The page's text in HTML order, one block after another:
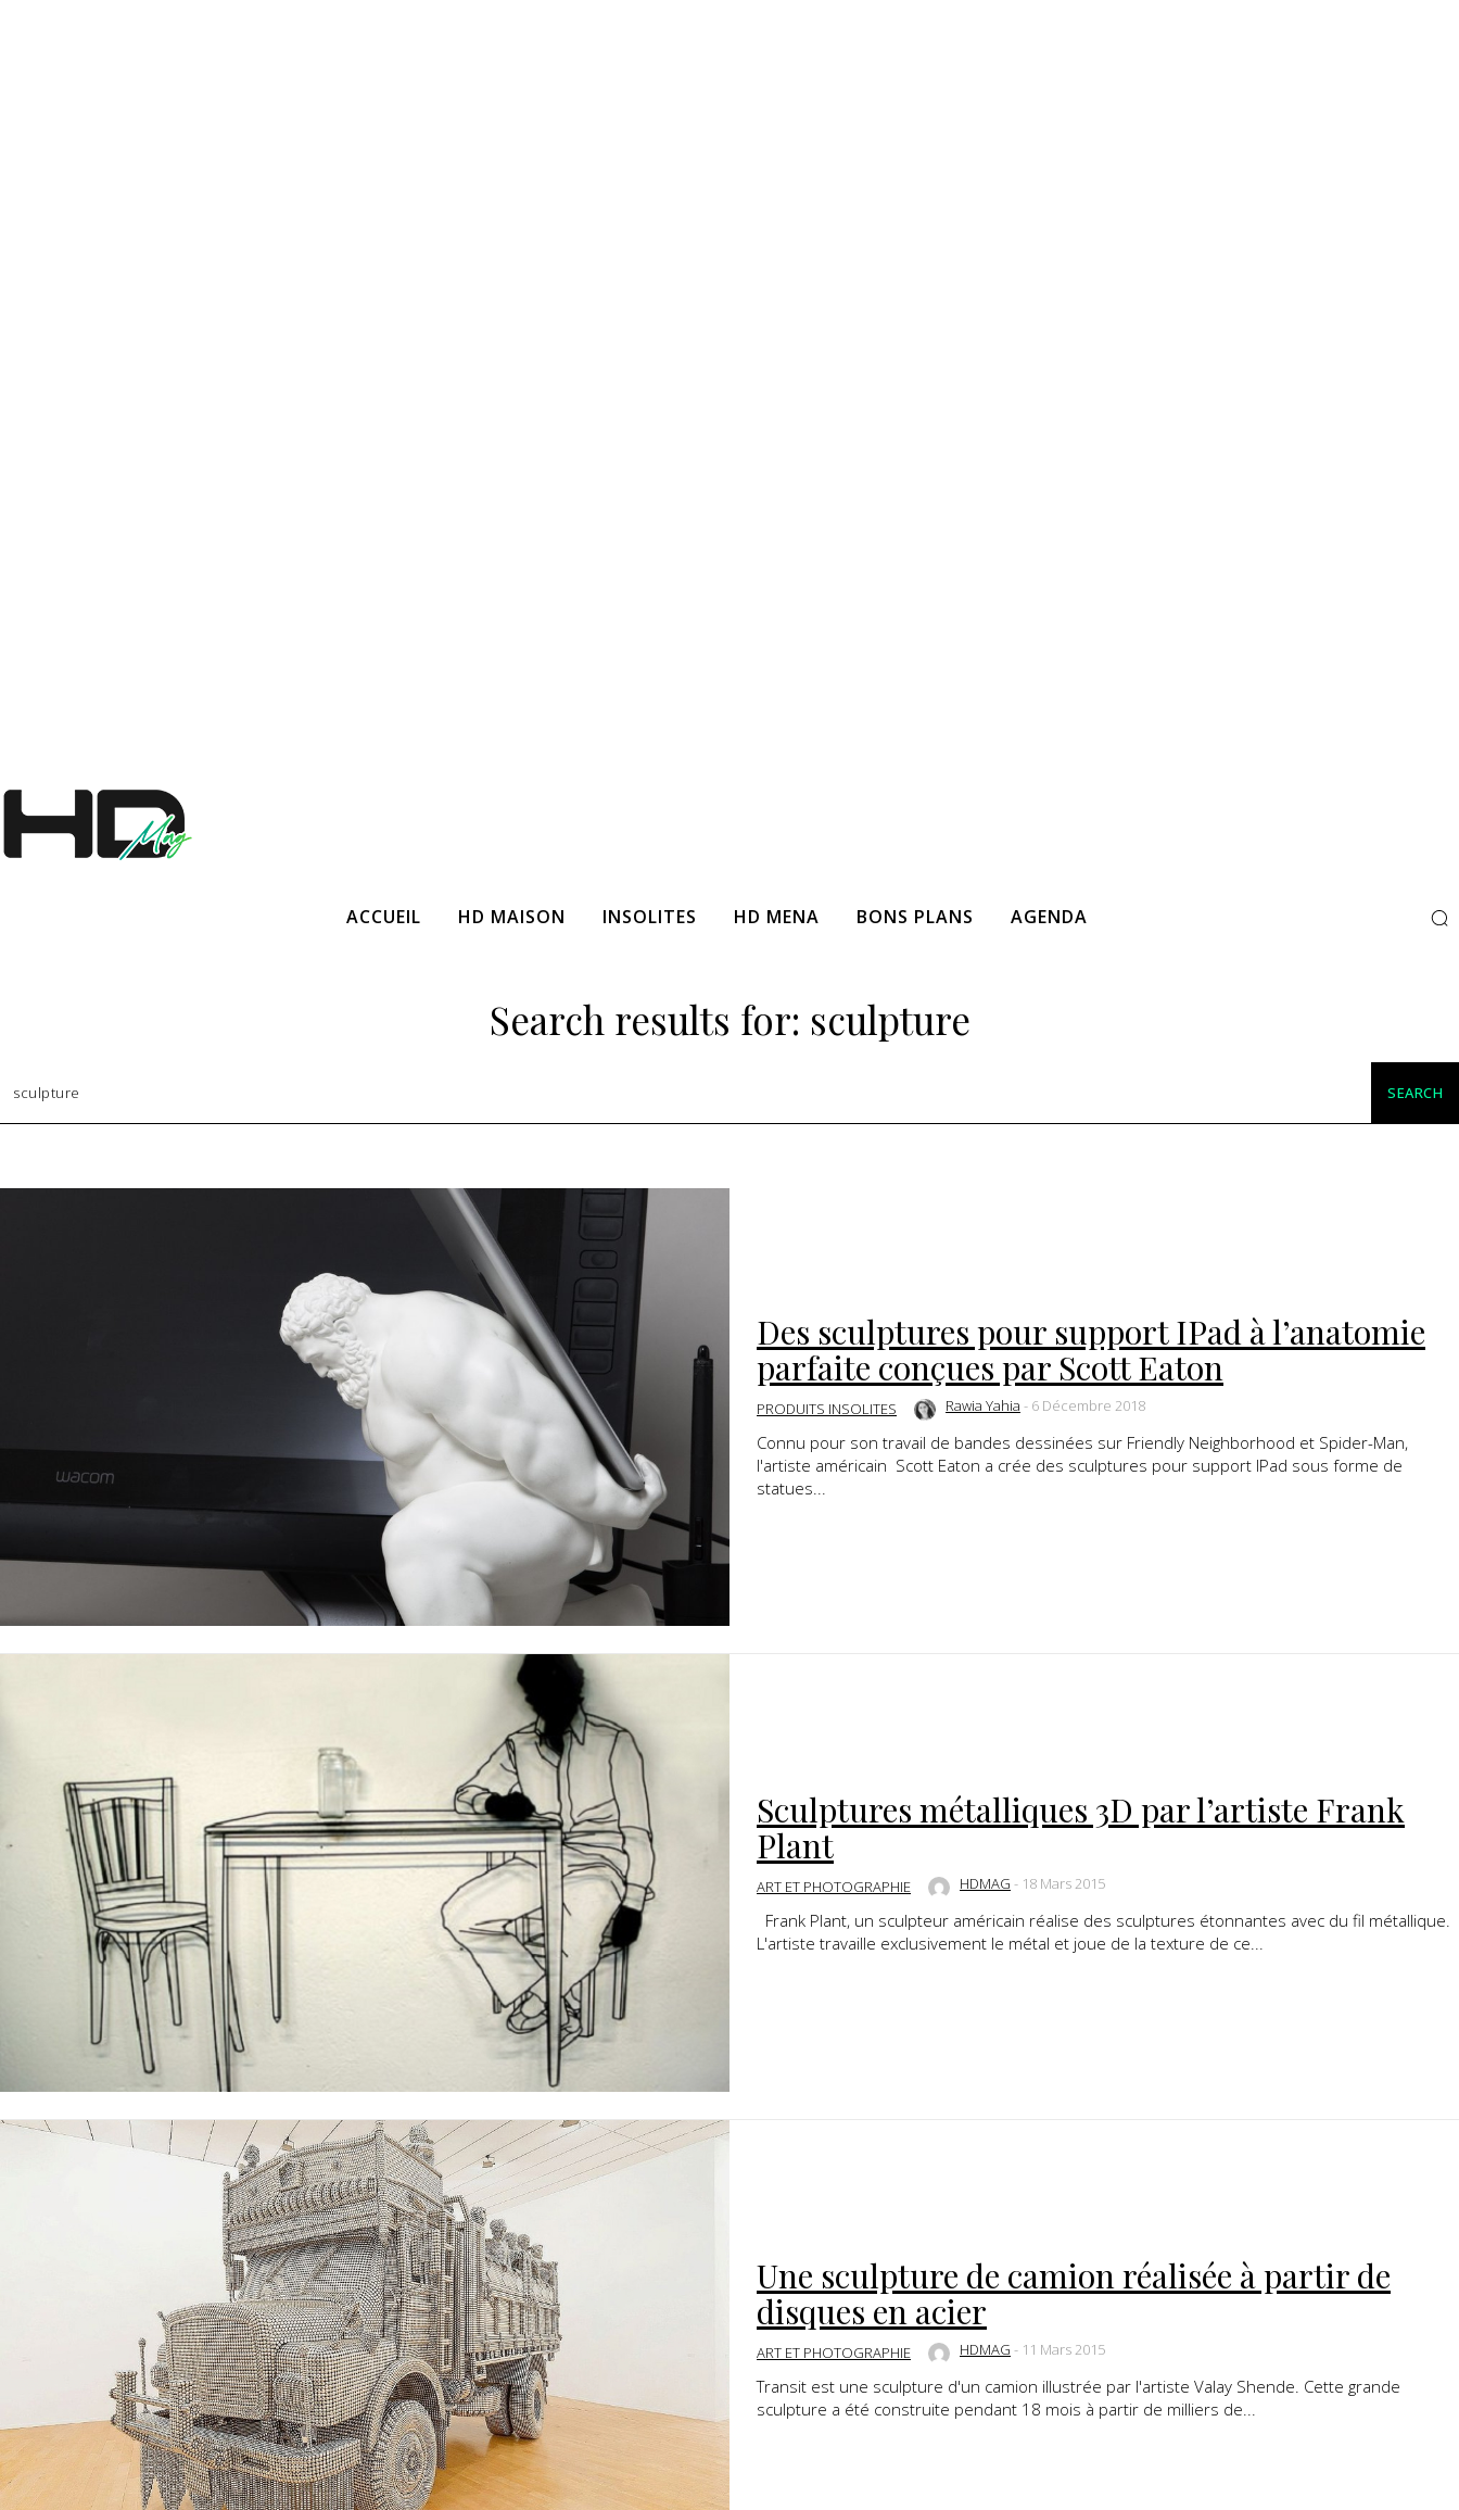
ACCUEIL HD MAISON INSOLITES HD MENA BONS PLANS AGENDA
Search results for: sculpture
SEARCH
Des sculptures pour support IPad à l’anatomie
parfaite conçues par Scott Eaton
PRODUITS INSOLITES Rawia Yahia - 6 Décembre 2018
Connu pour son travail de bandes dessinées sur Friendly Neighborhood et Spider-Man,
l'artiste américain Scott Eaton a crée des sculptures pour support IPad sous forme de
statues...
Sculptures métalliques 3D par l’artiste Frank
Plant
ART ET PHOTOGRAPHIE HDMAG - 18 Mars 2015
Frank Plant, un sculpteur américain réalise des sculptures étonnantes avec du fil métallique.
L'artiste travaille exclusivement le métal et joue de la texture de ce...
Une sculpture de camion réalisée à partir de
disques en acier
ART ET PHOTOGRAPHIE HDMAG - 11 Mars 2015
Transit est une sculpture d'un camion illustrée par l'artiste Valay Shende. Cette grande
sculpture a été construite pendant 18 mois à partir de milliers de...